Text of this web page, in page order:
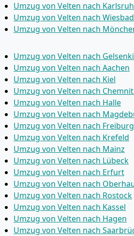
Umzug von Velten nach
Umzug von Velten nach
Umzug von Velten nach
Umzug von Velten nach
Umzug von Velten nach Aachen
Umzug von Velten nach Kiel
Umzug von Velten nach
Umzug von Velten nach Halle
Umzug von Velten nach
Umzug von Velten nach
Umzug von Velten nach Krefeld
Umzug von Velten nach Mainz
Umzug von Velten nach Lübeck
Umzug von Velten nach Erfurt
Umzug von Velten nach
Umzug von Velten nach Rostock
Umzug von Velten nach Kassel
Umzug von Velten nach Hagen
Umzug von Velten nach